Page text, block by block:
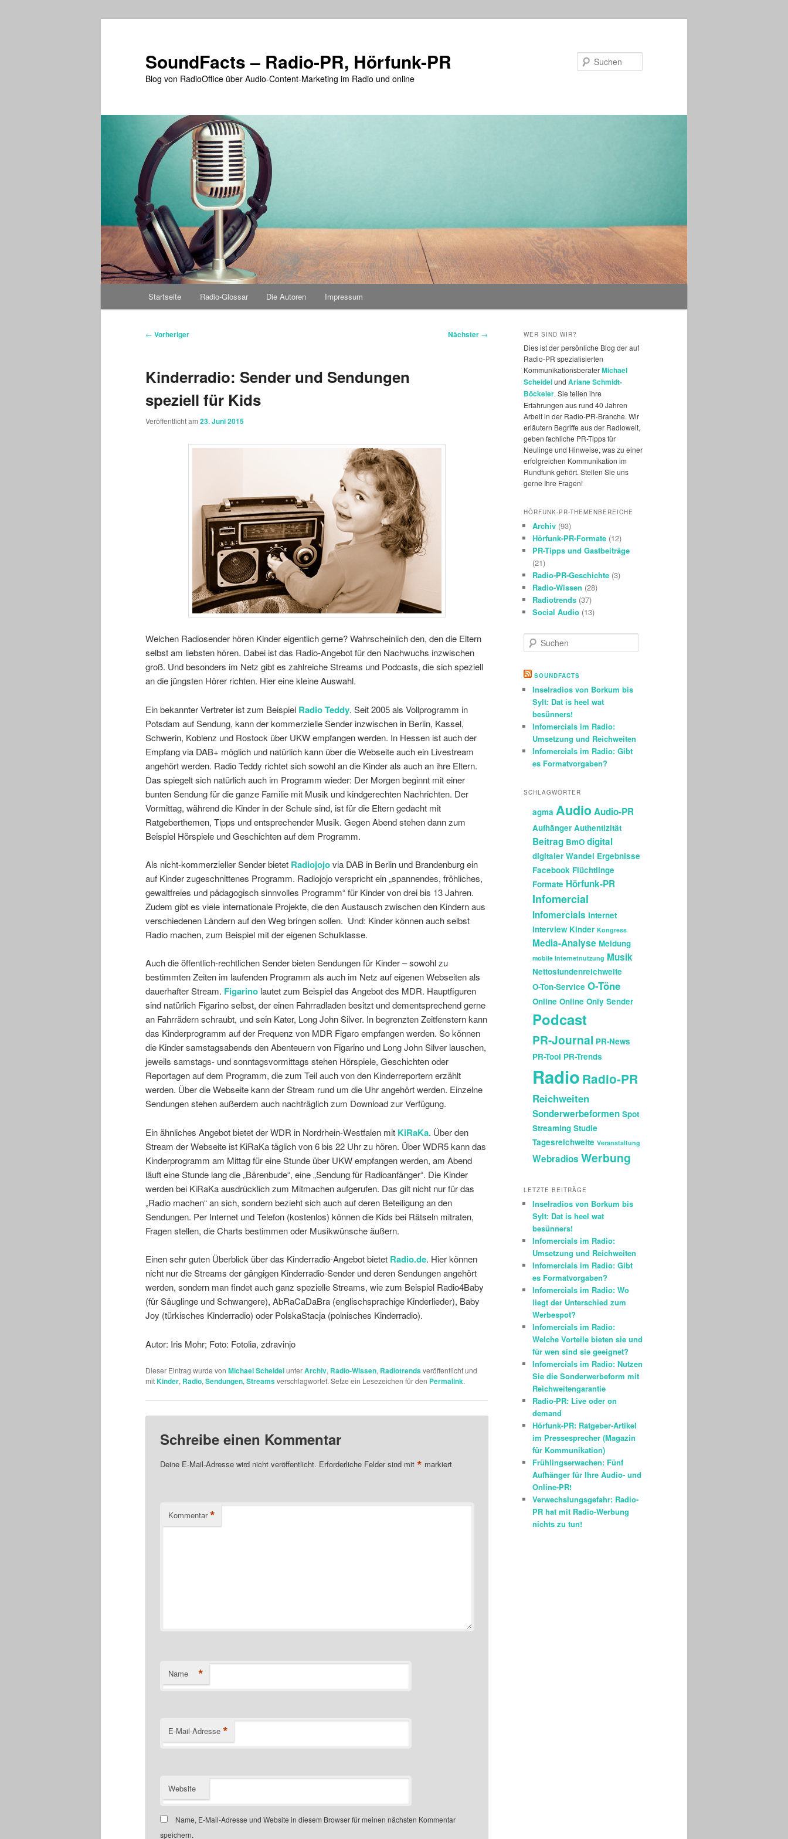
SoundFacts – Radio-PR, Hörfunk-PR
Blog von RadioOffice über Audio-Content-Marketing im Radio und online
Startseite Radio-Glossar Die Autoren Impressum
Beitragsnavigation
← Vorheriger Nächster →
Kinderradio: Sender und Sendungen
speziell für Kids
Veröffentlicht am 23. Juni 2015
Welchen Radiosender hören Kinder eigentlich gerne? Wahrscheinlich den, den die Eltern
selbst am liebsten hören. Dabei ist das Radio-Angebot für den Nachwuchs inzwischen
groß. Und besonders im Netz gibt es zahlreiche Streams und Podcasts, die sich speziell
an die jüngsten Hörer richten. Hier eine kleine Auswahl.
Ein bekannter Vertreter ist zum Beispiel Radio Teddy. Seit 2005 als Vollprogramm in
Potsdam auf Sendung, kann der kommerzielle Sender inzwischen in Berlin, Kassel,
Schwerin, Koblenz und Rostock über UKW empfangen werden. In Hessen ist auch der
Empfang via DAB+ möglich und natürlich kann über die Webseite auch ein Livestream
angehört werden. Radio Teddy richtet sich sowohl an die Kinder als auch an ihre Eltern.
Das spiegelt sich natürlich auch im Programm wieder: Der Morgen beginnt mit einer
bunten Sendung für die ganze Familie mit Musik und kindgerechten Nachrichten. Der
Vormittag, während die Kinder in der Schule sind, ist für die Eltern gedacht mit
Ratgeberthemen, Tipps und entsprechender Musik. Gegen Abend stehen dann zum
Beispiel Hörspiele und Geschichten auf dem Programm.
Als nicht-kommerzieller Sender bietet Radiojojovia DAB in Berlin und Brandenburg ein
auf Kinder zugeschnittenes Programm. Radiojojo verspricht ein „spannendes, fröhliches,
gewaltfreies und pädagogisch sinnvolles Programm“ für Kinder von drei bis 13 Jahren.
Zudem gibt es viele internationale Projekte, die den Austausch zwischen den Kindern aus
verschiedenen Ländern auf den Weg bringen sollen. Und: Kinder können auch selbst
Radio machen, zum Beispiel mit der eigenen Schulklasse.
Auch die öffentlich-rechtlichen Sender bieten Sendungen für Kinder – sowohl zu
bestimmten Zeiten im laufenden Programm als auch im Netz auf eigenen Webseiten als
dauerhafter Stream. Figarino lautet zum Beispiel das Angebot des MDR. Hauptfiguren
sind natürlich Figarino selbst, der einen Fahrradladen besitzt und dementsprechend gerne
an Fahrrädern schraubt, und sein Kater, Long John Silver. In begrenzten Zeitfenstern kann
das Kinderprogramm auf der Frequenz von MDR Figaro empfangen werden. So können
die Kinder samstagsabends den Abenteuern von Figarino und Long John Silver lauschen,
jeweils samstags- und sonntagsvormittags stehen Hörspiele, Geschichten oder
Reportagen auf dem Programm, die zum Teil auch von den Kinderreportern erzählt
werden. Über die Webseite kann der Stream rund um die Uhr angehört werden. Einzelne
Sendungen stehen außerdem auch nachträglich zum Download zur Verfügung.
Ein ähnliches Angebot bietet der WDR in Nordrhein-Westfalen mit KiRaKa. Über den
Stream der Webseite ist KiRaKa täglich von 6 bis 22 Uhr zu hören. Über WDR5 kann das
Kinderprogramm am Mittag für eine Stunde über UKW empfangen werden, am Abend
läuft eine Stunde lang die „Bärenbude“, eine „Sendung für Radioanfänger“. Die Kinder
werden bei KiRaKa ausdrücklich zum Mitmachen aufgerufen. Das gilt nicht nur für das
„Radio machen“ an sich, sondern bezieht sich auch auf deren Beteiligung an den
Sendungen. Per Internet und Telefon (kostenlos) können die Kids bei Rätseln mitraten,
Fragen stellen, die Charts bestimmen oder Musikwünsche äußern.
Einen sehr guten Überblick über das Kinderradio-Angebot bietet Radio.de. Hier können
nicht nur die Streams der gängigen Kinderradio-Sender und deren Sendungen angehört
werden, sondern man findet auch ganz spezielle Streams, wie zum Beispiel Radio4Baby
(für Säuglinge und Schwangere), AbRaCaDaBra (englischsprachige Kinderlieder), Baby
Joy (türkisches Kinderradio) oder PolskaStacja (polnisches Kinderradio).
Autor: Iris Mohr; Foto: Fotolia, zdravinjo
Dieser Eintrag wurde von Michael ScheidelunterArchiv, Radio-Wissen, Radiotrendsveröffentlicht und
mitKinder, Radio, Sendungen, Streamsverschlagwortet. Setze ein Lesezeichen für den Permalink.
Schreibe einen Kommentar
Deine E-Mail-Adresse wird nicht veröffentlicht. Erforderliche Felder sind mit* markiert
Kommentar *
Name *
E-Mail-Adresse *
Website
Name, E-Mail-Adresse und Website in diesem Browser für meinen nächsten Kommentar
speichern.
WER SIND WIR?
Dies ist der persönliche Blog der auf
Radio-PR spezialisierten
KommunikationsberaterMichael
Scheidelund Ariane Schmidt-
Böckeler. Sie teilen ihre
Erfahrungen aus rund 40 Jahren
Arbeit in der Radio-PR-Branche. Wir
erläutern Begriffe aus der Radiowelt,
geben fachliche PR-Tipps für
Neulinge und Hinweise, was zu einer
erfolgreichen Kommunikation im
Rundfunk gehört. Stellen Sie uns
gerne Ihre Fragen!
HÖRFUNK-PR-THEMENBEREICHE
Archiv (93)
Hörfunk-PR-Formate (12)
PR-Tipps und Gastbeiträge
(21)
Radio-PR-Geschichte (3)
Radio-Wissen (28)
Radiotrends (37)
Social Audio (13)
u
h
SOUNDFACTS
Inselradios von Borkum bis
Sylt: Dat is heel wat
besünners!
Infomercials im Radio:
Umsetzung und Reichweiten
Infomercials im Radio: Gibt
es Formatvorgaben?
SCHLAGWÖRTER
agma AudioAudio-PR
Aufhänger Authentizität
Beitrag BmO digital
digitaler Wandel Ergebnisse
Facebook Flüchtlinge
Formate Hörfunk-PR
Infomercial
Infomercials Internet
Interview Kinder Kongress
Media-Analyse Meldung
mobile Internetnutzung Musik
Nettostundenreichweite
O-Ton-Service O-Töne
Online Online Only Sender
Podcast
PR-Journal PR-News
PR-Tool PR-Trends
Radio Radio-PR
Reichweiten
Sonderwerbeformen Spot
Streaming Studie
Tagesreichweite Veranstaltung
Webradios Werbung
LETZTE BEITRÄGE
Inselradios von Borkum bis
Sylt: Dat is heel wat
besünners!
Infomercials im Radio:
Umsetzung und Reichweiten
Infomercials im Radio: Gibt
es Formatvorgaben?
Infomercials im Radio: Wo
liegt der Unterschied zum
Werbespot?
Infomercials im Radio:
Welche Vorteile bieten sie und
für wen sind sie geeignet?
Infomercials im Radio: Nutzen
Sie die Sonderwerbeform mit
Reichweitengarantie
Radio-PR: Live oder on
demand
Hörfunk-PR: Ratgeber-Artikel
im Pressesprecher (Magazin
für Kommunikation)
Frühlingserwachen: Fünf
Aufhänger für Ihre Audio- und
Online-PR!
Verwechslungsgefahr: Radio-
PR hat mit Radio-Werbung
nichts zu tun!